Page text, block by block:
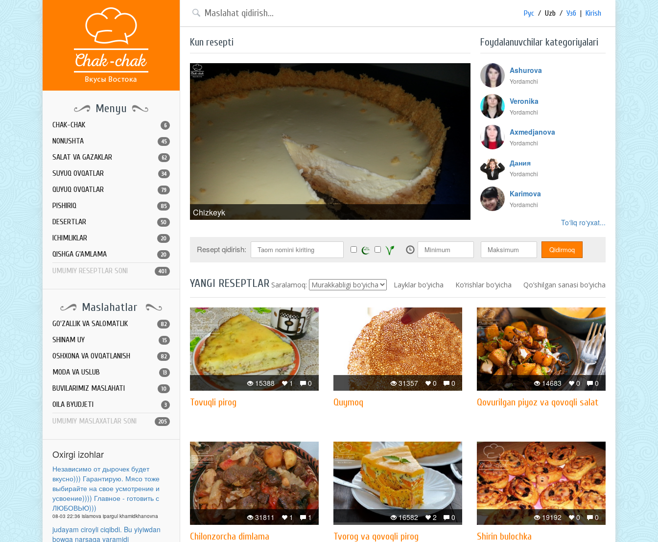
Menyu
CHAK-CHAK 6
NONUSHTA 45
SALAT VA GAZAKLAR 62
SUYUQ OVQATLAR 34
QUYUQ OVQATLAR 79
PISHIRIQ 85
DESERTLAR 50
ICHIMLIKLAR 20
QISHGA G'AMLAMA 20
UMUMIY RESEPTLAR SONI 401
Maslahatlar
GO'ZALLIK VA SALOMATLIK 82
SHINAM UY 15
OSHXONA VA OVQATLANISH 82
MODA VA USLUB 13
BUVILARIMIZ MASLAHATI 10
OILA BYUDJETI 3
UMUMIY MASLAXATLAR SONI 205
Oxirgi izohlar
Независимо от дырочек будет
вкусно))) Гарантирую. Мясо тоже
выбирайте на свое усмотрение и
усвоение)))) Главное - готовить с
ЛЮБОВЬЮ)))
08-03 22:36 islamova ipargul khamidkhanovna
judayam ciroyli ciqibdi. Bu yiyiwdan
bowqa narsaga yaramidi
Рус / Uzb / Узб | Kirish
Kun resepti
Chizkeyk
Foydalanuvchilar kategoriyalari
Ashurova
Yordamchi
Veronika
Yordamchi
Axmedjanova
Yordamchi
Дания
Yordamchi
Karimova
Yordamchi
To‘liq ro‘yxat...
Resept qidirish:
YANGI RESEPTLAR Saralamoq: Layklar bo’yicha Ko‘rishlar bo‘yicha Qo’shilgan sanasi bo’yicha
0
1
15388
Tovuqli pirog
0
0
31357
Quymoq
0
0
14683
Qovurilgan piyoz va qovoqli salat
1
1
31811
Chilonzorcha dimlama
0
2
16582
Tvorog va qovoqli pirog
0
0
19192
Shirin bulochka